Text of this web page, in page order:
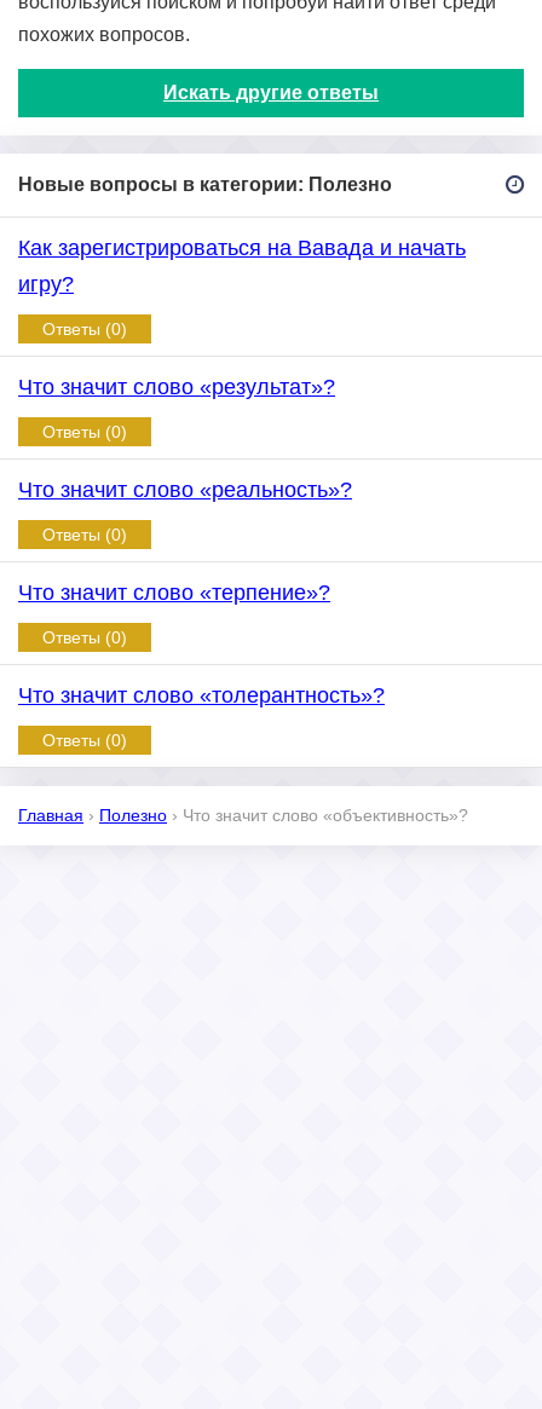
похожих вопросов.
Искать другие ответы
Новые вопросы в категории: Полезно
Как зарегистрироваться на Вавада и начать
игру?
Ответы (0)
Что значит слово «результат»?
Ответы (0)
Что значит слово «реальность»?
Ответы (0)
Что значит слово «терпение»?
Ответы (0)
Что значит слово «толерантность»?
Ответы (0)
Главная › Полезно › Что значит слово «объективность»?